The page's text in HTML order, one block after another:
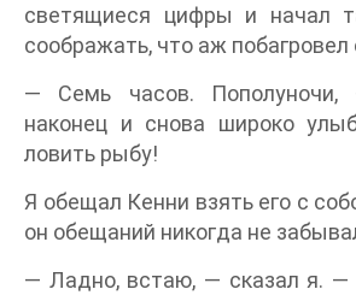
светящиеся цифры и начал
соображать, что аж
— Семь часов.
наконец и снова широко
ловить рыбу!
Я обещал Кенни взять его с
он обещаний никогда не
— Ладно, встаю, — сказал я. —